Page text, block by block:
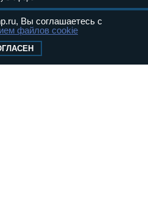
и
05
№ ФС77-
Вы соглашаетесь с
файлов cookie